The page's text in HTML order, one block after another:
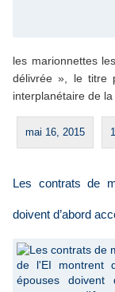
les marionnettes
délivrée », le titre
interplanétaire de
mai 16, 2015
Les contrats de
doivent d’abord